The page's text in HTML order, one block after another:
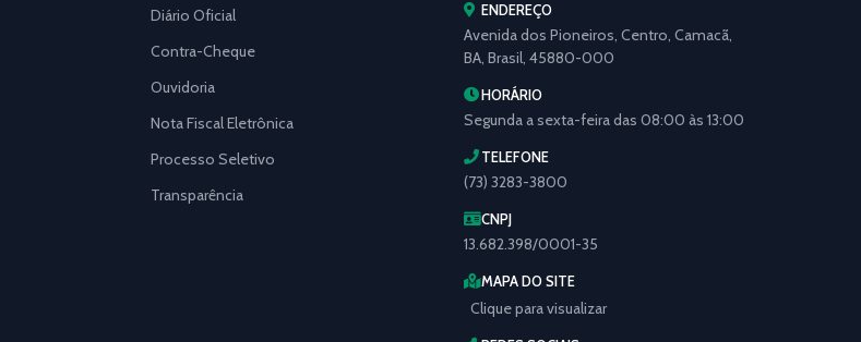
Diário Oficial
Contra-Cheque
Ouvidoria
Nota Fiscal Eletrônica
Processo Seletivo
Transparência
ENDEREÇO
Avenida dos Pioneiros, Centro, Camacã,
BA, Brasil, 45880-000
HORÁRIO
Segunda a sexta-feira das 08:00 às 13:00
TELEFONE
(73) 3283-3800
CNPJ
13.682.398/0001-35
MAPA DO SITE
Clique para visualizar